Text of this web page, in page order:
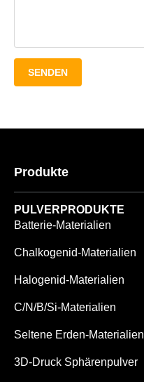
SENDEN
Produkte
PULVERPRODUKTE
Batterie-Materialien
Chalkogenid-Materialien
Halogenid-Materialien
C/N/B/Si-Materialien
Seltene Erden-Materialien
3D-Druck Sphärenpulver